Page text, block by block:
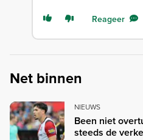
Reageer
Net binnen
NIEUWS
Been niet
steeds de